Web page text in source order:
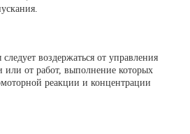
воздержаться от управления
или от работ, выполнение которых
реакции и концентрации